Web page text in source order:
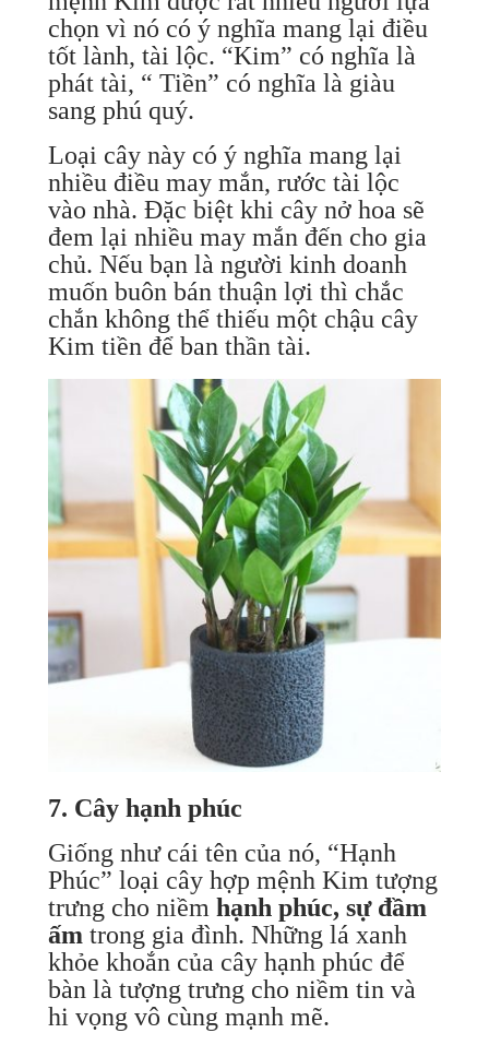
chọn vì nó có ý nghĩa mang lại điều
tốt lành, tài lộc. “Kim” có nghĩa là
phát tài, “ Tiền” có nghĩa là giàu
sang phú quý.
Loại cây này có ý nghĩa mang lại
nhiều điều may mắn, rước tài lộc
vào nhà. Đặc biệt khi cây nở hoa sẽ
đem lại nhiều may mắn đến cho gia
chủ. Nếu bạn là người kinh doanh
muốn buôn bán thuận lợi thì chắc
chắn không thể thiếu một chậu cây
Kim tiền để ban thần tài.
7. Cây hạnh phúc
Giống như cái tên của nó, “Hạnh
Phúc” loại cây hợp mệnh Kim tượng
trưng cho niềm hạnh phúc, sự đầm
ấm trong gia đình. Những lá xanh
khỏe khoắn của cây hạnh phúc để
bàn là tượng trưng cho niềm tin và
hi vọng vô cùng mạnh mẽ.